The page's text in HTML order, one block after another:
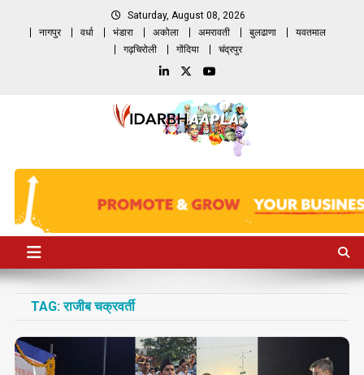
Saturday, August 08, 2026
नागपुर
वर्धा भंडारा अकोला अमरावती बुलढाणा
यवतमाल
गढ़चिरोली
गोंदिया चंद्रपुर
TAG:राजीब चक्रवर्ती